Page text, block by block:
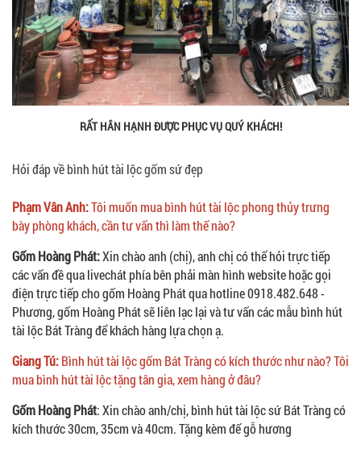
RẤT HÂN HẠNH ĐƯỢC PHỤC VỤ QUÝ KHÁCH!
Hỏi đáp về bình hút tài lộc gốm sứ đẹp
Phạm Vân Anh:Tôi muốn mua bình hút tài lộc phong thủy trưng
bày phòng khách, cần tư vấn thì làm thế nào?
Gốm Hoàng Phát:Xin chào anh (chị), anh chị có thể hỏi trực tiếp
các vấn đề qua livechát phía bên phải màn hình website hoặc gọi
điện trực tiếp cho gốm Hoàng Phát qua hotline 0918.482.648 -
Phương, gốm Hoàng Phát sẽ liên lạc lại và tư vấn các mẫu bình hút
tài lộc Bát Tràng để khách hàng lựa chọn ạ.
Giang Tú:Bình hút tài lộc gốm Bát Tràng có kích thước như nào? Tôi
mua bình hút tài lộc tặng tân gia, xem hàng ở đâu?
Gốm Hoàng Phát: Xin chào anh/chị, bình hút tài lộc sứ Bát Tràng có
kích thước 30cm, 35cm và 40cm. Tặng kèm đế gỗ hương